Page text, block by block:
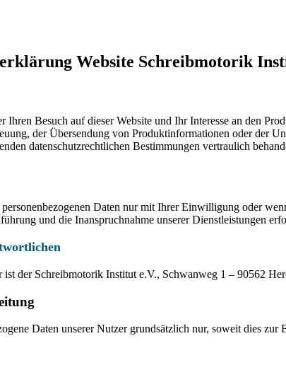
Website Schreibmotorik
Besuch auf dieser Website und Ihr Interesse an den
der Übersendung von Produktinformationen oder der
datenschutzrechtlichen Bestimmungen vertraulich
Daten nur mit Ihrer Einwilligung oder
und die Inanspruchnahme unserer Dienstleistungen
der Schreibmotorik Institut e.V., Schwanweg 1 – 90562
Daten unserer Nutzer grundsätzlich nur, soweit dies